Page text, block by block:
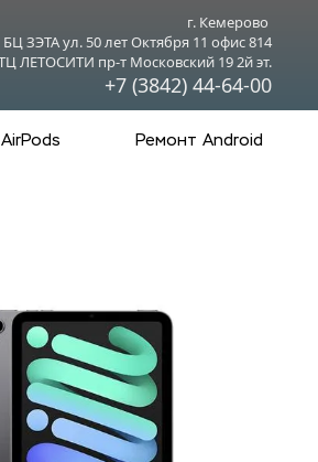
г. Кемерово
БЦ ЗЭТА ул. 50 лет Октября 11 офис 814
ЛЕТОСИТИ пр-т Московский 19 2й эт.
+7 (3842) 44-64-00
Ремонт Android